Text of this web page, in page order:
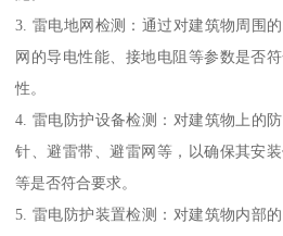
3. 雷电地网检测：通过对建筑物周围
网的导电性能、接地电阻等参数是否
性。
4. 雷电防护设备检测：对建筑物上的
针、避雷带、避雷网等，以确保其安
等是否符合要求。
5. 雷电防护装置检测：对建筑物内部